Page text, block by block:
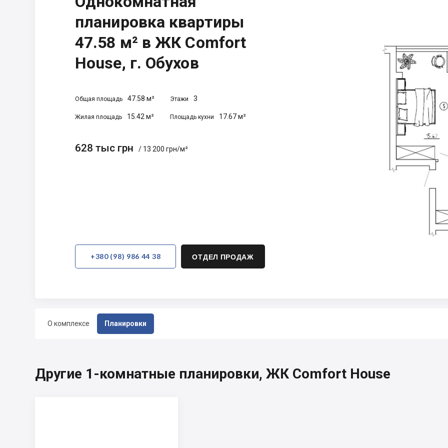
О комплексе Планировки
планировка квартиры
47.58 м² в ЖК Comfort
House, г. Обухов
Общая площадь 47.58 м² Этажи 3
Жилая площадь 15.42 м² Площадь кухни 17.67 м²
628 тыс грн / 13 200 грн/м²
+380 (98) 986 44 38 ОТДЕЛ ПРОДАЖ
Другие 1-комнатные планировки, ЖК Comfort House